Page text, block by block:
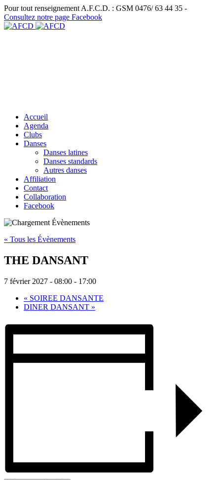
Pour tout renseignement A.F.C.D. : GSM 0476/ 63 44 35 -
Consultez notre page Facebook
Accueil
Agenda
Clubs
Danses
Danses latines
Danses standards
Autres danses
Affiliation
Contact
Collaboration
Facebook
« Tous les Évènements
THE DANSANT
7 février 2027 - 08:00 - 17:00
« SOIREE DANSANTE
DINER DANSANT »